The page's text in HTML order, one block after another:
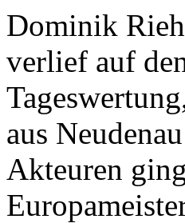
Dominik
verlief auf
aus
Akteuren